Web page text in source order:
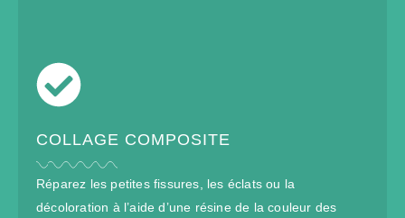
COLLAGE COMPOSITE
Réparez les petites fissures, les éclats ou la
décoloration à l’aide d’une résine de la couleur des